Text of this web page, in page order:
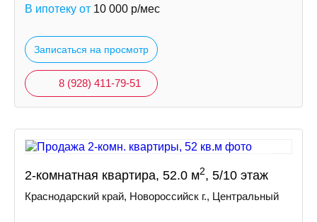
В ипотеку от 10 000 р/мес
Записаться на просмотр
8 (928) 411-79-51
2-комнатная квартира, 52.0 м2, 5/10 этаж
Краснодарский край, Новороссийск г., Центральный